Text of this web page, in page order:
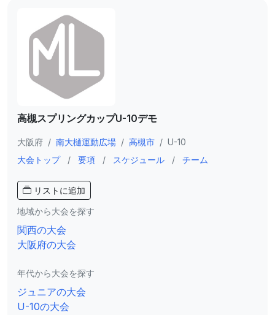
高槻スプリングカップU-10デモ
大阪府 / 南大樋運動広場 / 高槻市 / U-10
大会トップ
/ 要項 / スケジュール / チーム
リストに追加
地域から大会を探す
関西の大会
大阪府の大会
年代から大会を探す
ジュニアの大会
U-10の大会